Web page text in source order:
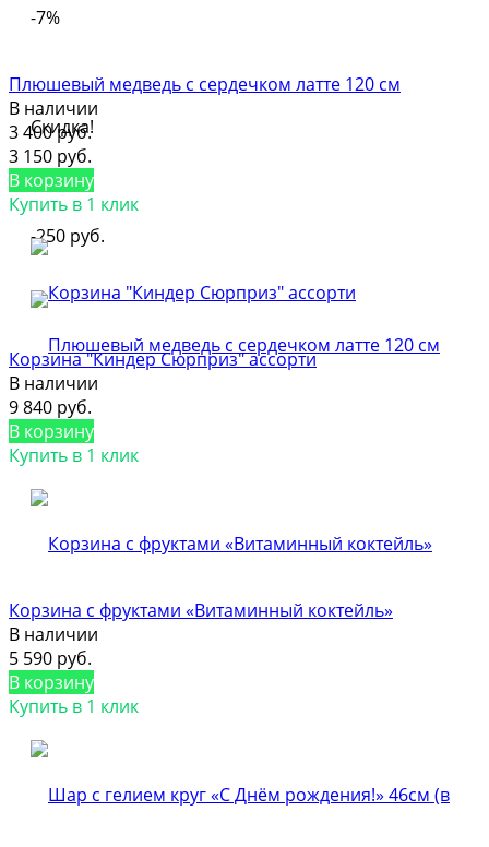
-7%
Скидка!
-250 руб.
Плюшевый медведь с сердечком латте 120 см
В наличии
3 400 руб.
3 150 руб.
В корзину
Купить в 1 клик
Корзина "Киндер Сюрприз" ассорти
В наличии
9 840 руб.
В корзину
Купить в 1 клик
Корзина с фруктами «Витаминный коктейль»
В наличии
5 590 руб.
В корзину
Купить в 1 клик